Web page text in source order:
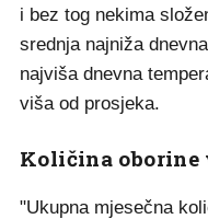
i bez tog nekima
srednja najniža
najviša dnevna
viša od prosjeka.
Količina oborine
"Ukupna mjesečna